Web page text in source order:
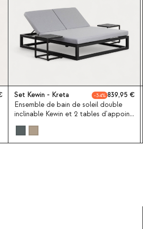
Set Kewin - Kreta 34
839,95
Ensemble de bain de soleil double
inclinable Kewin et 2 tables d'appoint
40x40 cm en aluminium de Kreta